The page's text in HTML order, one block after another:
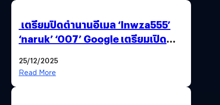
เตรียมปิดตำนานอีเมล ‘lnwza555’
‘naruk’ ‘007’ Google เตรียมเปิด
25/12/2025
Read More